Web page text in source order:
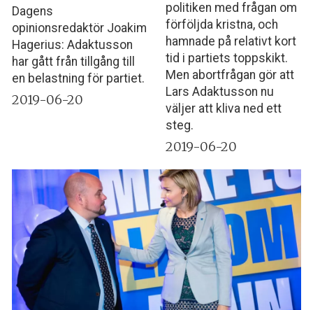
Dagens
opinionsredaktör Joakim
Hagerius: Adaktusson
har gått från tillgång till
en belastning för partiet.
2019-06-20
politiken med frågan om
förföljda kristna, och
hamnade på relativt kort
tid i partiets toppskikt.
Men abortfrågan gör att
Lars Adaktusson nu
väljer att kliva ned ett
steg.
2019-06-20